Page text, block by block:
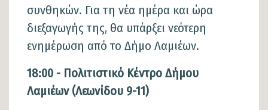
συνθηκών. Για τη νέα ημέρα και ώρα
διεξαγωγής της, θα υπάρξει νεότερη
ενημέρωση από το Δήμο Λαμιέων.
18:00 - Πολιτιστικό Κέντρο Δήμου
Λαμιέων (Λεωνίδου 9-11)